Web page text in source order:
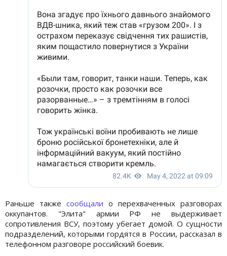
Раньше также сообщали о перехваченных разговорах
оккупантов. "Элита" армии РФ не выдерживает
сопротивления ВСУ, поэтому убегает домой. О сущности
подразделений, которыми гордятся в России, рассказал в
телефонном разговоре российский боевик.